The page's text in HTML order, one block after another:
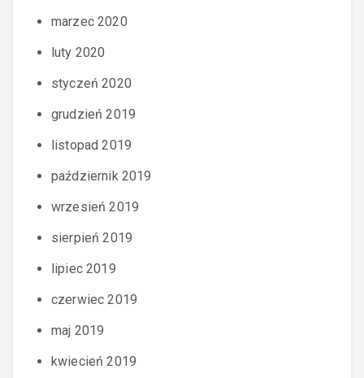
marzec 2020
luty 2020
styczeń 2020
grudzień 2019
listopad 2019
październik 2019
wrzesień 2019
sierpień 2019
lipiec 2019
czerwiec 2019
maj 2019
kwiecień 2019